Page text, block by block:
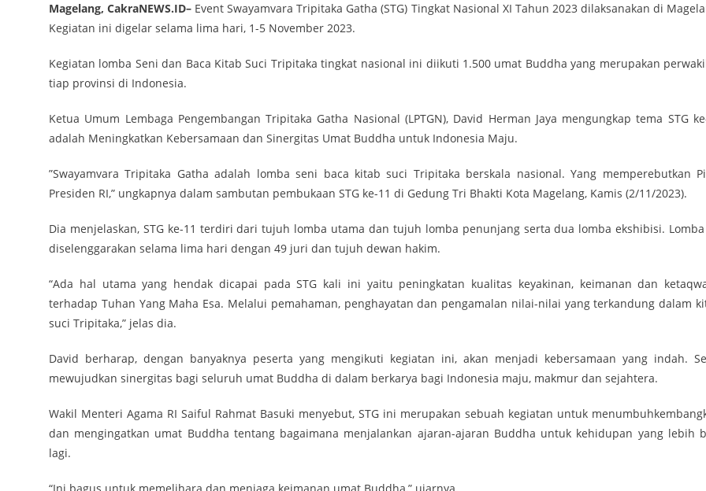
Magelang, CakraNEWS.ID– Event Swayamvara Tripitaka Gatha (STG) Tingkat Nasional XI Tahun 2023 dilaksanakan di
Kegiatan ini digelar selama lima hari, 1-5 November 2023.
Kegiatan lomba Seni dan Baca Kitab Suci Tripitaka tingkat nasional ini diikuti 1.500 umat Buddha yang merupakan
tiap provinsi di Indonesia.
Ketua Umum Lembaga Pengembangan Tripitaka Gatha Nasional (LPTGN), David Herman Jaya mengungkap tema STG
adalah Meningkatkan Kebersamaan dan Sinergitas Umat Buddha untuk Indonesia Maju.
”Swayamvara Tripitaka Gatha adalah lomba seni baca kitab suci Tripitaka berskala nasional. Yang memperebutkan
Presiden RI,” ungkapnya dalam sambutan pembukaan STG ke-11 di Gedung Tri Bhakti Kota Magelang, Kamis (2/11/2023).
Dia menjelaskan, STG ke-11 terdiri dari tujuh lomba utama dan tujuh lomba penunjang serta dua lomba ekshibisi.
diselenggarakan selama lima hari dengan 49 juri dan tujuh dewan hakim.
“Ada hal utama yang hendak dicapai pada STG kali ini yaitu peningkatan kualitas keyakinan, keimanan dan
terhadap Tuhan Yang Maha Esa. Melalui pemahaman, penghayatan dan pengamalan nilai-nilai yang terkandung dalam
suci Tripitaka,” jelas dia.
David berharap, dengan banyaknya peserta yang mengikuti kegiatan ini, akan menjadi kebersamaan yang indah.
mewujudkan sinergitas bagi seluruh umat Buddha di dalam berkarya bagi Indonesia maju, makmur dan sejahtera.
Wakil Menteri Agama RI Saiful Rahmat Basuki menyebut, STG ini merupakan sebuah kegiatan untuk
dan mengingatkan umat Buddha tentang bagaimana menjalankan ajaran-ajaran Buddha untuk kehidupan yang lebih
lagi.